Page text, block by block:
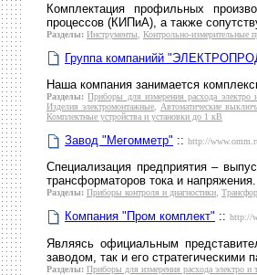
Комплектация профильных
процессов (КИПиА), а также
Разделы: Инструменты Контрольно-измерительные
Группа компанийй
Наша компания занимается
Разделы: Приборы для измерения расхода электро
Изделия электромонтажные, Автоматические
Комплектные устройства и установки до 1 кВ
Завод "Мегомметр" :: http://
Специализация предприятия –
трансформаторов тока и напряжения.
Разделы: Приборы контроля и диагностики,
Компания "Пром комплект" :: http://
Являясь официальным
заводом, так и его стратегическими
Разделы: Приборы для измерения расхода электро и